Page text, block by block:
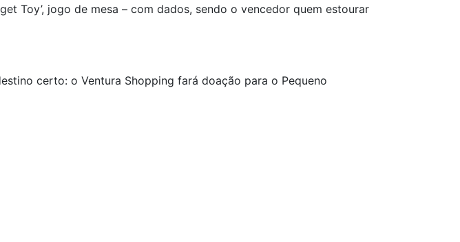
Toy’, jogo de mesa – com dados, sendo o vencedor quem estourar
certo: o Ventura Shopping fará doação para o Pequeno